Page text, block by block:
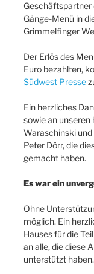
Geschäftspartner
Gänge-Menü in
Grimmelfinger
Der Erlös des
Euro bezahlten,
Südwest Presse
Ein herzliches
sowie an unseren
Waraschinski
Peter Dörr, die
gemacht haben.
Es war ein
Ohne
möglich. Ein
Hauses für die
an alle, die diese
unterstützt haben.